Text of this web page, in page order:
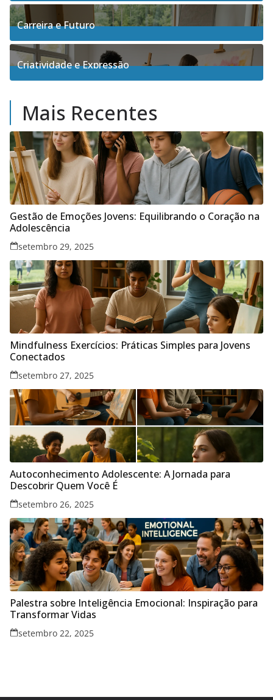
3Posts
Carreira e Futuro
5Posts
Criatividade e Expressão
Mais Recentes
Gestão de Emoções Jovens: Equilibrando o Coração na
Adolescência
setembro 29, 2025
Mindfulness Exercícios: Práticas Simples para Jovens
Conectados
setembro 27, 2025
Autoconhecimento Adolescente: A Jornada para
Descobrir Quem Você É
setembro 26, 2025
Palestra sobre Inteligência Emocional: Inspiração para
Transformar Vidas
setembro 22, 2025